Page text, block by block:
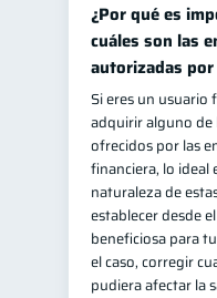
¿Por qué es
cuáles son las
autorizadas por
Si eres un usuario
adquirir alguno
ofrecidos por las
financiera, lo ideal
naturaleza de
establecer desde
beneficiosa para
el caso, corregir
pudiera afectar la